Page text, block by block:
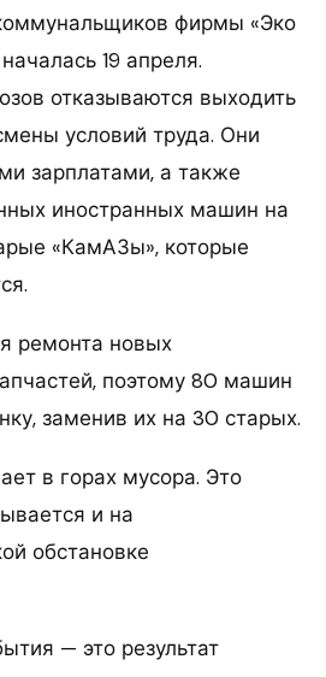
фирмы «Эко
19 апреля.
отказываются выходить
условий труда. Они
зарплатами, а также
иностранных машин на
«КамАЗы», которые
ремонта новых
поэтому 80 машин
заменив их на 30 старых.
в горах мусора. Это
и на
обстановке
— это результат